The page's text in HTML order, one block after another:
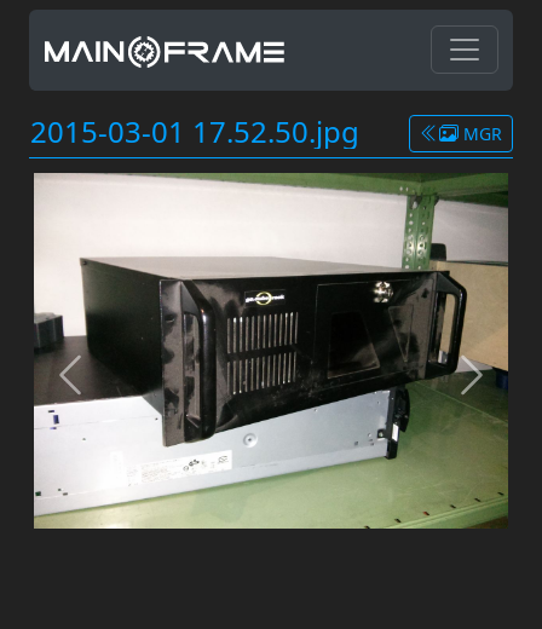
2015-03-01 17.52.50.jpg MGR